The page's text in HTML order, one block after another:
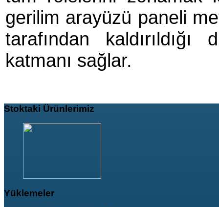
gerilim arayüzü paneli
tarafından
katmanı sağlar.
Stoktaki Ürünlerimiz
Yüklemeler